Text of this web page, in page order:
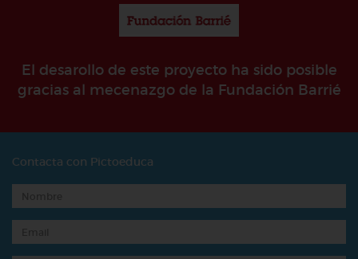
El desarollo de este proyecto ha sido posible
gracias al mecenazgo de la Fundación Barrié
Contacta con Pictoeduca